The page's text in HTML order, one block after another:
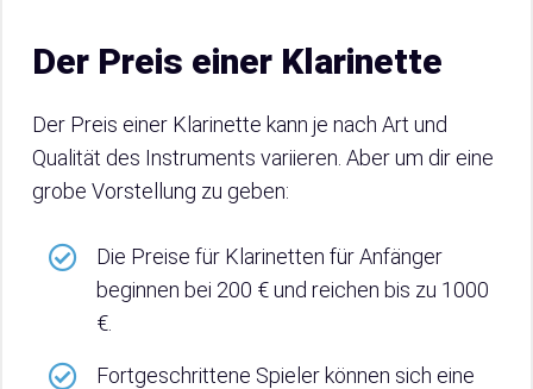
Der Preis einer Klarinette
Der Preis einer Klarinette kann je nach Art und
Qualität des Instruments variieren. Aber um dir eine
grobe Vorstellung zu geben:
Die Preise für Klarinetten für Anfänger
beginnen bei 200 € und reichen bis zu 1000
€.
Fortgeschrittene Spieler können sich eine